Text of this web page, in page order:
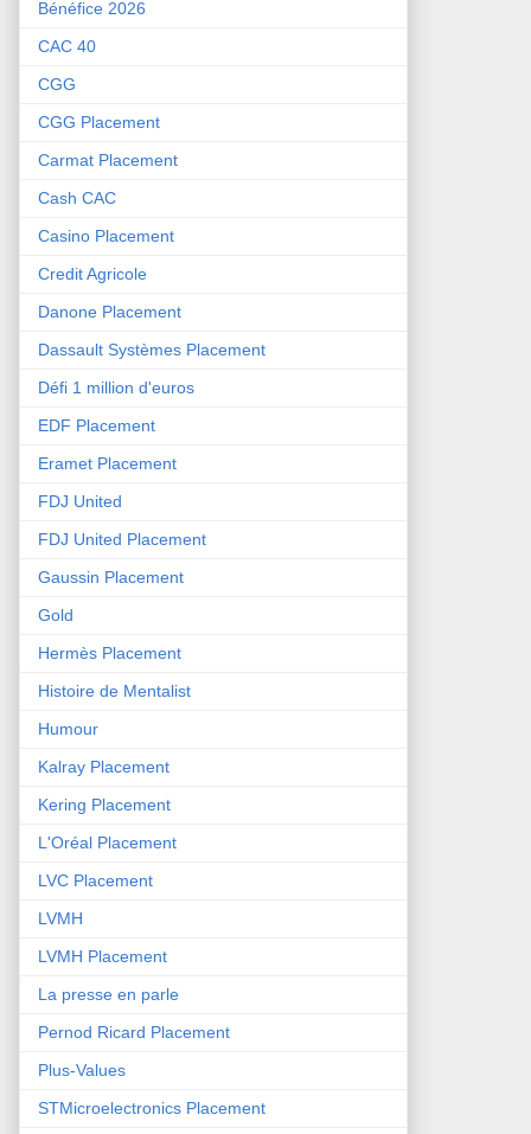
Bénéfice 2026
CAC 40
CGG
CGG Placement
Carmat Placement
Cash CAC
Casino Placement
Credit Agricole
Danone Placement
Dassault Systèmes Placement
Défi 1 million d'euros
EDF Placement
Eramet Placement
FDJ United
FDJ United Placement
Gaussin Placement
Gold
Hermès Placement
Histoire de Mentalist
Humour
Kalray Placement
Kering Placement
L'Oréal Placement
LVC Placement
LVMH
LVMH Placement
La presse en parle
Pernod Ricard Placement
Plus-Values
STMicroelectronics Placement